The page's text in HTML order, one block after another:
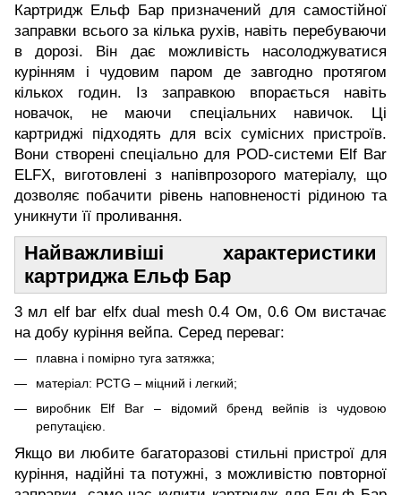
Картридж Ельф Бар призначений для самостійної
заправки всього за кілька рухів, навіть перебуваючи
в дорозі. Він дає можливість насолоджуватися
курінням і чудовим паром де завгодно протягом
кількох годин. Із заправкою впорається навіть
новачок, не маючи спеціальних навичок. Ці
картриджі підходять для всіх сумісних пристроїв.
Вони створені спеціально для POD-системи Elf Bar
ELFX, виготовлені з напівпрозорого матеріалу, що
дозволяє побачити рівень наповненості рідиною та
уникнути її проливання.
Найважливіші характеристики
картриджа Ельф Бар
3 мл elf bar elfx dual mesh 0.4 Ом, 0.6 Ом вистачає
на добу куріння вейпа. Серед переваг:
плавна і помірно туга затяжка;
матеріал: PCTG – міцний і легкий;
виробник Elf Bar – відомий бренд вейпів із чудовою
репутацією.
Якщо ви любите багаторазові стильні пристрої для
куріння, надійні та потужні, з можливістю повторної